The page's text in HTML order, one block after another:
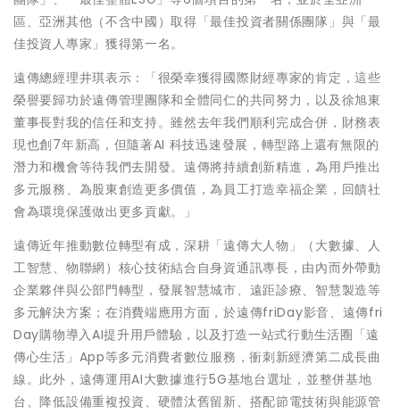
區、亞洲其他（不含中國）取得「最佳投資者關係團隊」與「最
佳投資人專家」獲得第一名。
遠傳總經理井琪表示：「很榮幸獲得國際財經專家的肯定，這些
榮譽要歸功於遠傳管理團隊和全體同仁的共同努力，以及徐旭東
董事長對我的信任和支持。雖然去年我們順利完成合併，財務表
現也創7年新高，但隨著AI 科技迅速發展，轉型路上還有無限的
潛力和機會等待我們去開發。遠傳將持續創新精進，為用戶推出
多元服務、為股東創造更多價值，為員工打造幸福企業，回饋社
會為環境保護做出更多貢獻。」
遠傳近年推動數位轉型有成，深耕「遠傳大人物」（大數據、人
工智慧、物聯網）核心技術結合自身資通訊專長，由內而外帶動
企業夥伴與公部門轉型，發展智慧城市、遠距診療、智慧製造等
多元解決方案；在消費端應用方面，於遠傳friDay影音、遠傳fri
Day購物導入AI提升用戶體驗，以及打造一站式行動生活圈「遠
傳心生活」App等多元消費者數位服務，衝刺新經濟第二成長曲
線。此外，遠傳運用AI大數據進行5G基地台選址，並整併基地
台、降低設備重複投資、硬體汰舊留新、搭配節電技術與能源管